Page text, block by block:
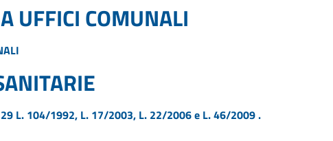
UFFICI COMUNALI
L. 104/1992, L. 17/2003, L. 22/2006 e L. 46/2009 .